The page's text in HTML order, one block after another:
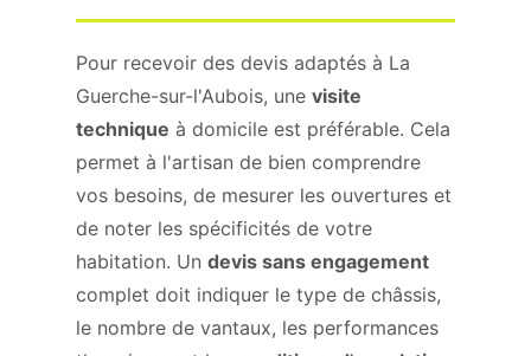
Pour recevoir des devis adaptés à La
Guerche-sur-l'Aubois, une visite
technique à domicile est préférable. Cela
permet à l'artisan de bien comprendre
vos besoins, de mesurer les ouvertures et
de noter les spécificités de votre
habitation. Un devis sans engagement
complet doit indiquer le type de châssis,
le nombre de vantaux, les performances